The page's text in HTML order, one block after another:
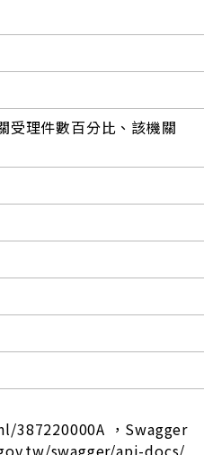
受理件數百分比、該機關
387220000A ，Swagger
swagger/api-docs/